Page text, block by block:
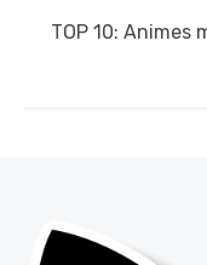
Next
TOP 10: Animes